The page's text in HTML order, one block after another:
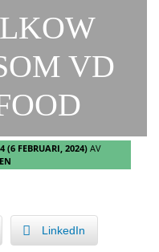
VD
(6 FEBRUARI, 2024) AV
LinkedIn